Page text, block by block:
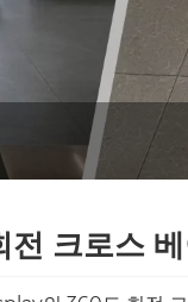
전 크로스